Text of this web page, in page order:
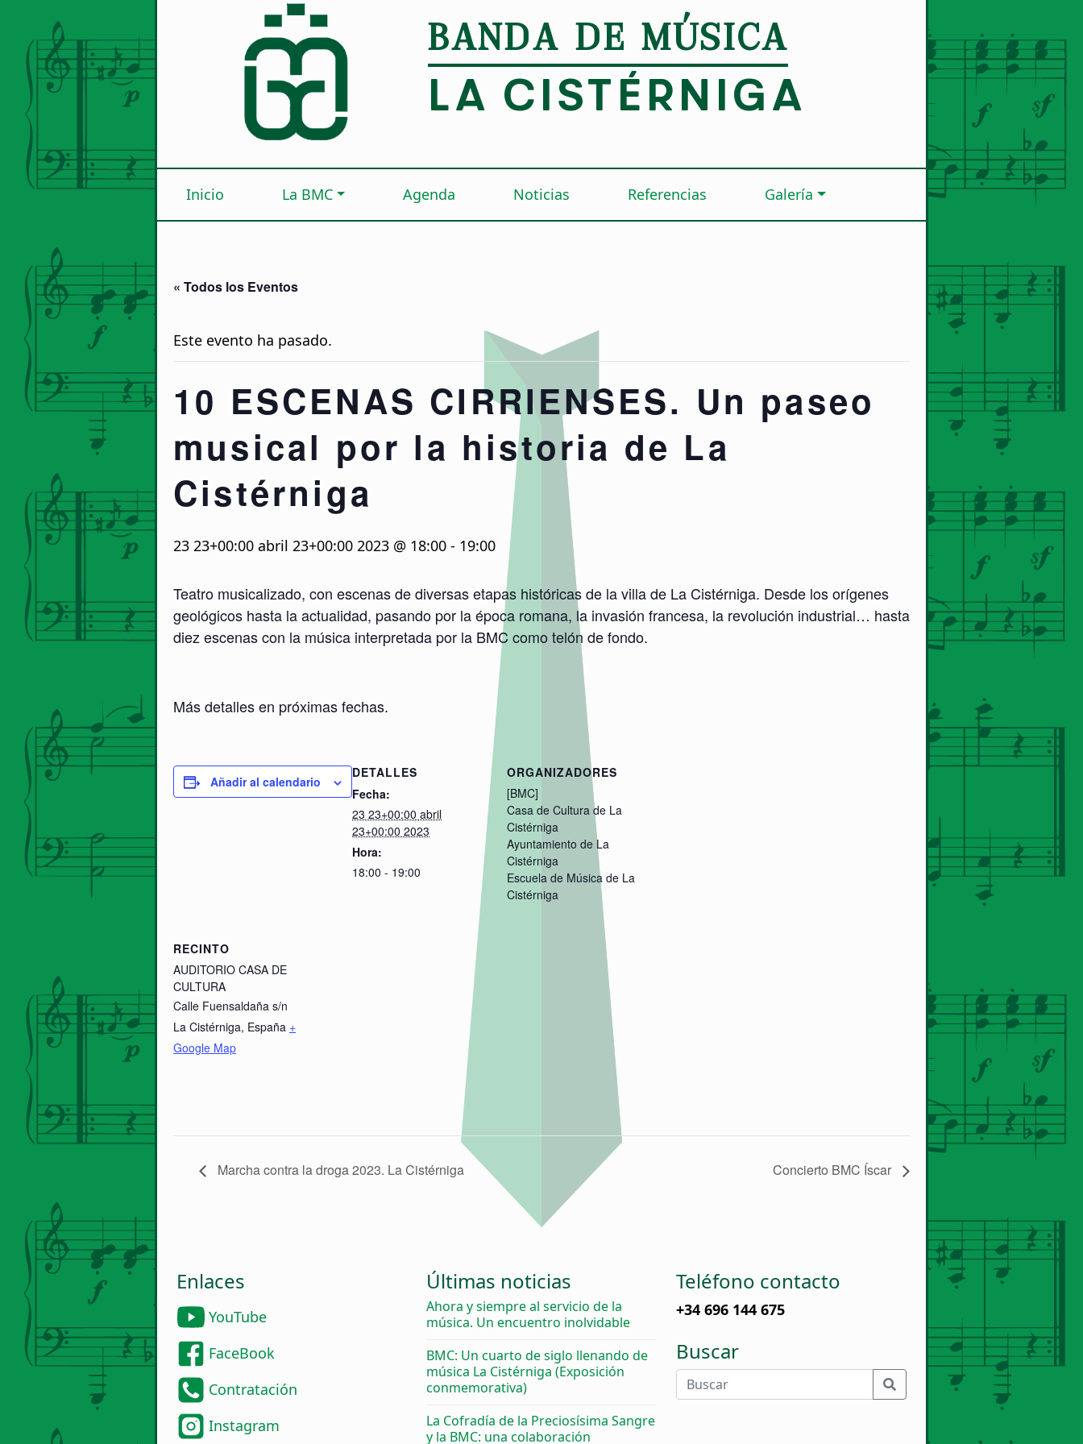
BANDA DE MÚSICA
LA CISTÉRNIGA
Inicio La BMC Agenda Noticias Referencias Galería
« Todos los Eventos
Este evento ha pasado.
10 ESCENAS CIRRIENSES. Un paseo
musical por la historia de La
Cistérniga
23 23+00:00 abril 23+00:00 2023 @ 18:00 - 19:00
Teatro musicalizado, con escenas de diversas etapas históricas de la villa de La Cistérniga. Desde los orígenes
geológicos hasta la actualidad, pasando por la época romana, la invasión francesa, la revolución industrial… hasta
diez escenas con la música interpretada por la BMC como telón de fondo.
Más detalles en próximas fechas.
Añadir al calendario
DETALLES
Fecha:
23 23+00:00 abril
23+00:00 2023
Hora:
18:00 - 19:00
ORGANIZADORES
[BMC]
Casa de Cultura de La
Cistérniga
Ayuntamiento de La
Cistérniga
Escuela de Música de La
Cistérniga
RECINTO
AUDITORIO CASA DE
CULTURA
Calle Fuensaldaña s/n
La Cistérniga, España +
Google Map
Marcha contra la droga 2023. La Cistérniga Concierto BMC Íscar
Enlaces
YouTube
FaceBook
Contratación
Instagram
Últimas noticias
Ahora y siempre al servicio de la
música. Un encuentro inolvidable
BMC: Un cuarto de siglo llenando de
música La Cistérniga (Exposición
conmemorativa)
La Cofradía de la Preciosísima Sangre
y la BMC: una colaboración
Teléfono contacto
+34 696 144 675
Buscar